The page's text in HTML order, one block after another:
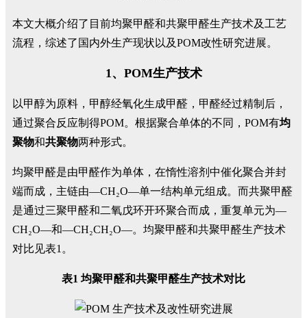
本文大概介绍了目前均聚甲醛和共聚甲醛生产技术及工艺
流程，综述了国内外生产现状以及POM改性研究进展。
1、POM生产技术
以甲醇为原料，甲醇经氧化生成甲醛，甲醛经过精制后，
通过聚合反应制得POM。根据聚合单体的不同，POM有均
聚物和共聚物两种形式。
均聚甲醛是由甲醛作为单体，在惰性溶剂中催化聚合并封
端而成，主链由—CH₂O—单一结构单元组成。而共聚甲醛
是通过三聚甲醛和二氧戊环开环聚合而成，重复单元为—
CH₂O—和—CH₂CH₂O—。均聚甲醛和共聚甲醛生产技术
对比见表1。
表1 均聚甲醛和共聚甲醛生产技术对比